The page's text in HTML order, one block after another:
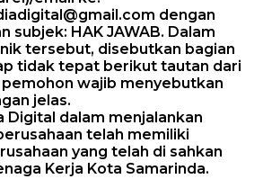
dengan
subjek: HAK JAWAB. Dalam
tersebut, disebutkan bagian
tidak tepat berikut tautan dari
wajib menyebutkan
jelas.
Digital dalam menjalankan
telah memiliki
yang telah di sahkan
Kerja Kota Samarinda.